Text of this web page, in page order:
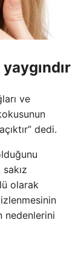
ve
dedi.
olarak
nedenlerini